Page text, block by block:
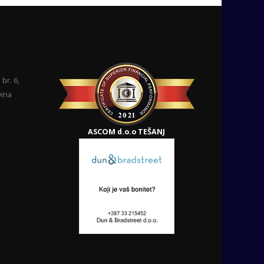
6,
ASCOM d.o.o TEŠANJ